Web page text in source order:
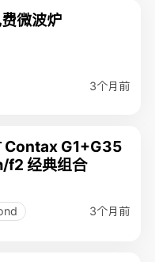
微波炉
3个月前
Contax G1+G35
f2 经典组合
3个月前